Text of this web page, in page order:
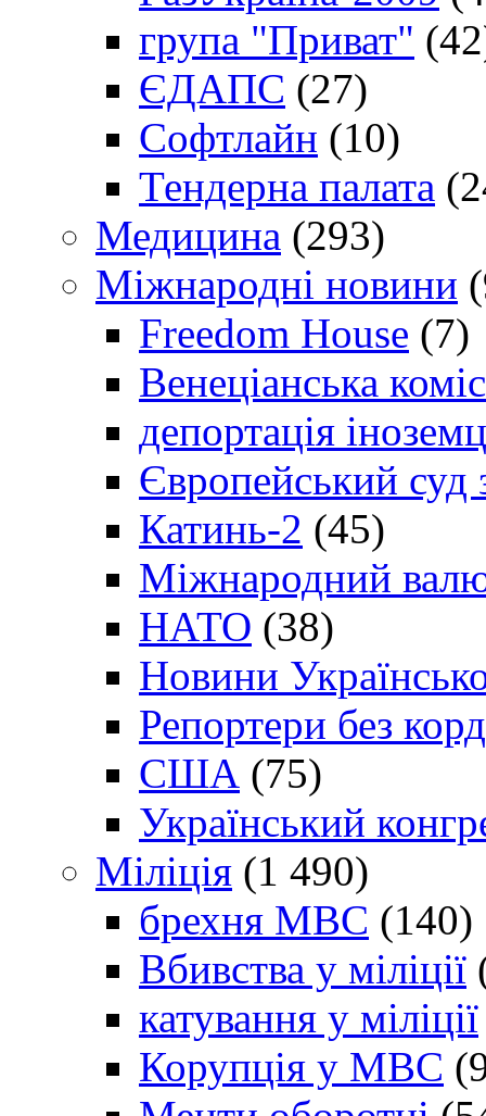
група "Приват"
ЄДАПС (27)
Софтлайн (10)
Тендерна палата
Медицина (293)
Міжнародні новини
Freedom House (7)
Венеціанська
депортація
Європейський
Катинь-2 (45)
Міжнародний
НАТО (38)
Новини
Репортери без
США (75)
Український
Міліція (1 490)
брехня МВС (140)
Вбивства у міліції
катування у міліції
Корупція у МВС